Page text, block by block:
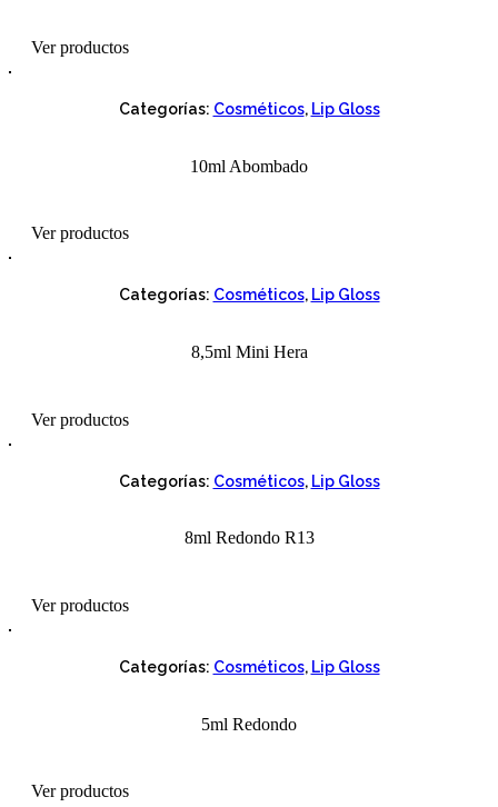
Ver productos
Categorías: Cosméticos, Lip Gloss
10ml Abombado
Ver productos
Categorías: Cosméticos, Lip Gloss
8,5ml Mini Hera
Ver productos
Categorías: Cosméticos, Lip Gloss
8ml Redondo R13
Ver productos
Categorías: Cosméticos, Lip Gloss
5ml Redondo
Ver productos